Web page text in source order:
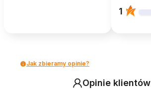
1
Jak zbieramy opinie?
Opinie klientów